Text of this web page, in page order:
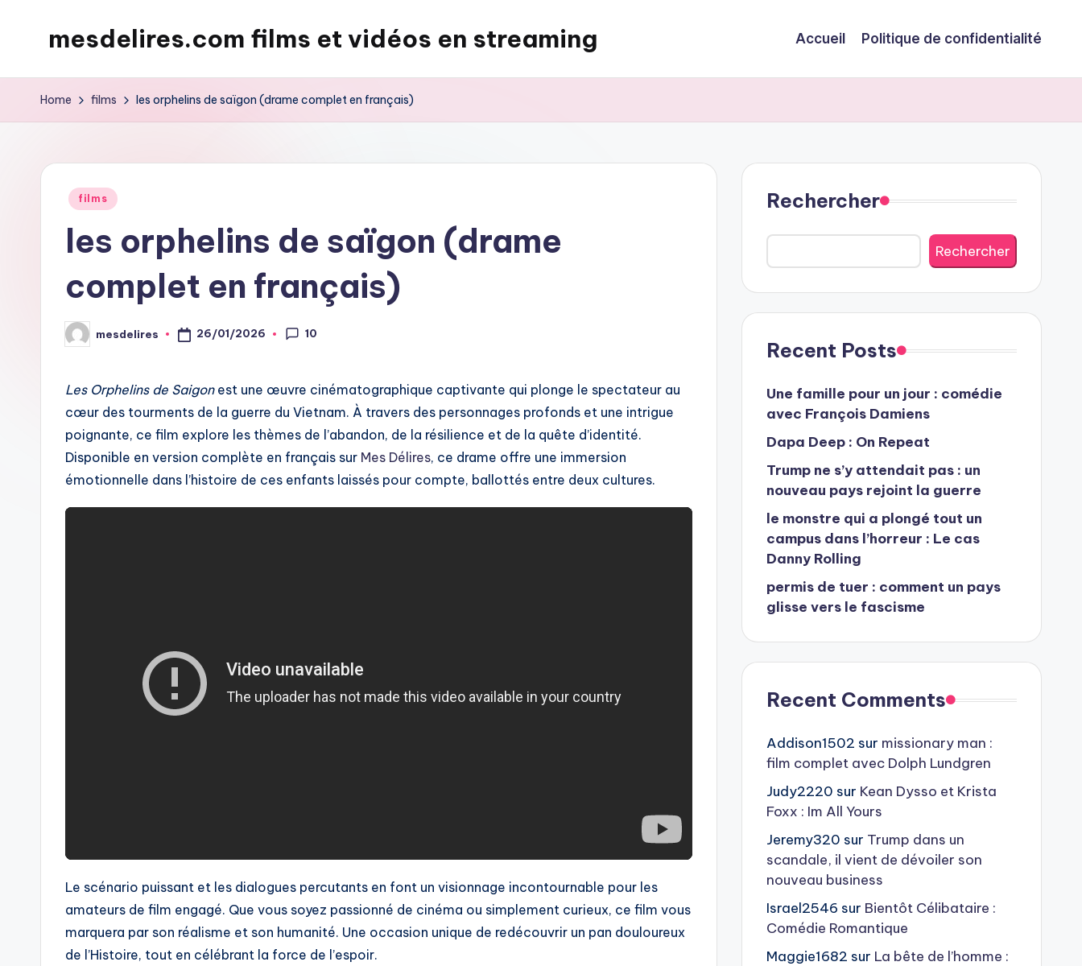
mesdelires.com films et vidéos en streaming
:
video
complet
français
Accueil Politique de confidentialité
Home films les orphelins de saïgon (drame complet en français)
Posted
films
les orphelins de saïgon (drame
complet en français)
Posted
by
mesdelires 26/01/2026 10
Les Orphelins de Saigonest une œuvre cinématographique captivante qui plonge le spectateur au
cœur des tourments de la guerre du Vietnam. À travers des personnages profonds et une intrigue
poignante, ce film explore les thèmes de l’abandon, de la résilience et de la quête d’identité.
Disponible en version complète en français sur Mes Délires, ce drame offre une immersion
émotionnelle dans l’histoire de ces enfants laissés pour compte, ballottés entre deux cultures.
Le scénario puissant et les dialogues percutants en font un visionnage incontournable pour les
amateurs de film engagé. Que vous soyez passionné de cinéma ou simplement curieux, ce film vous
marquera par son réalisme et son humanité. Une occasion unique de redécouvrir un pan douloureux
de l’Histoire, tout en célébrant la force de l’espoir.
Rechercher
Rechercher
Recent Posts
Une famille pour un jour : comédie
avec François Damiens
Dapa Deep : On Repeat
Trump ne s’y attendait pas : un
nouveau pays rejoint la guerre
le monstre qui a plongé tout un
campus dans l’horreur : Le cas
Danny Rolling
permis de tuer : comment un pays
glisse vers le fascisme
Recent Comments
Addison1502 sur missionary man :
film complet avec Dolph Lundgren
Judy2220 sur Kean Dysso et Krista
Foxx : Im All Yours
Jeremy320 sur Trump dans un
scandale, il vient de dévoiler son
nouveau business
Israel2546 sur Bientôt Célibataire :
Comédie Romantique
Maggie1682 sur La bête de l’homme :